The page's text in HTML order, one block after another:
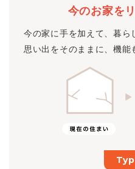
今のお家を
今の家に手を加えて、暮ら
思い出をそのままに、機能